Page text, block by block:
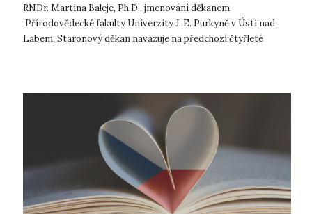
RNDr. Martina Baleje, Ph.D., jmenování děkanem
Přírodovědecké fakulty Univerzity J. E. Purkyně v Ústí nad
Labem. Staronový děkan navazuje na předchozí čtyřleté